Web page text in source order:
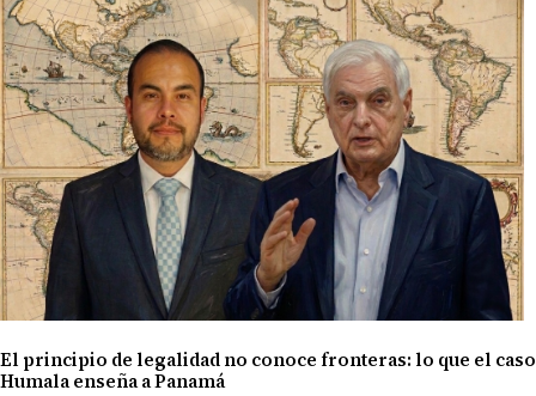
El principio de legalidad no conoce fronteras: lo que el caso
Humala enseña a Panamá